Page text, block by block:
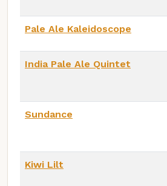
Pale Ale Kaleidoscope
India Pale Ale Quintet
Sundance
Kiwi Lilt